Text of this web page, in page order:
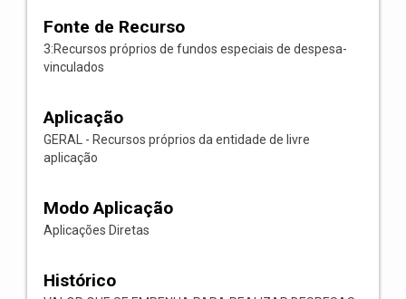
Fonte de Recurso
3:Recursos próprios de fundos especiais de despesa-
vinculados
Aplicação
GERAL - Recursos próprios da entidade de livre
aplicação
Modo Aplicação
Aplicações Diretas
Histórico